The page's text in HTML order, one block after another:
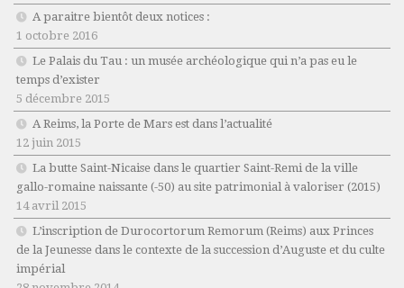
A paraitre bientôt deux notices :
1 octobre 2016
Le Palais du Tau : un musée archéologique qui n’a pas eu le
temps d’exister
5 décembre 2015
A Reims, la Porte de Mars est dans l’actualité
12 juin 2015
La butte Saint-Nicaise dans le quartier Saint-Remi de la ville
gallo-romaine naissante (-50) au site patrimonial à valoriser (2015)
14 avril 2015
L’inscription de Durocortorum Remorum (Reims) aux Princes
de la Jeunesse dans le contexte de la succession d’Auguste et du culte
impérial